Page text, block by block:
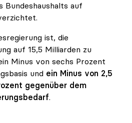
Bundeshaushalts auf
ist, die
auf 15,5 Milliarden zu
Minus von sechs Prozent
und ein Minus von 2,5
gegenüber dem
.
Universitäten